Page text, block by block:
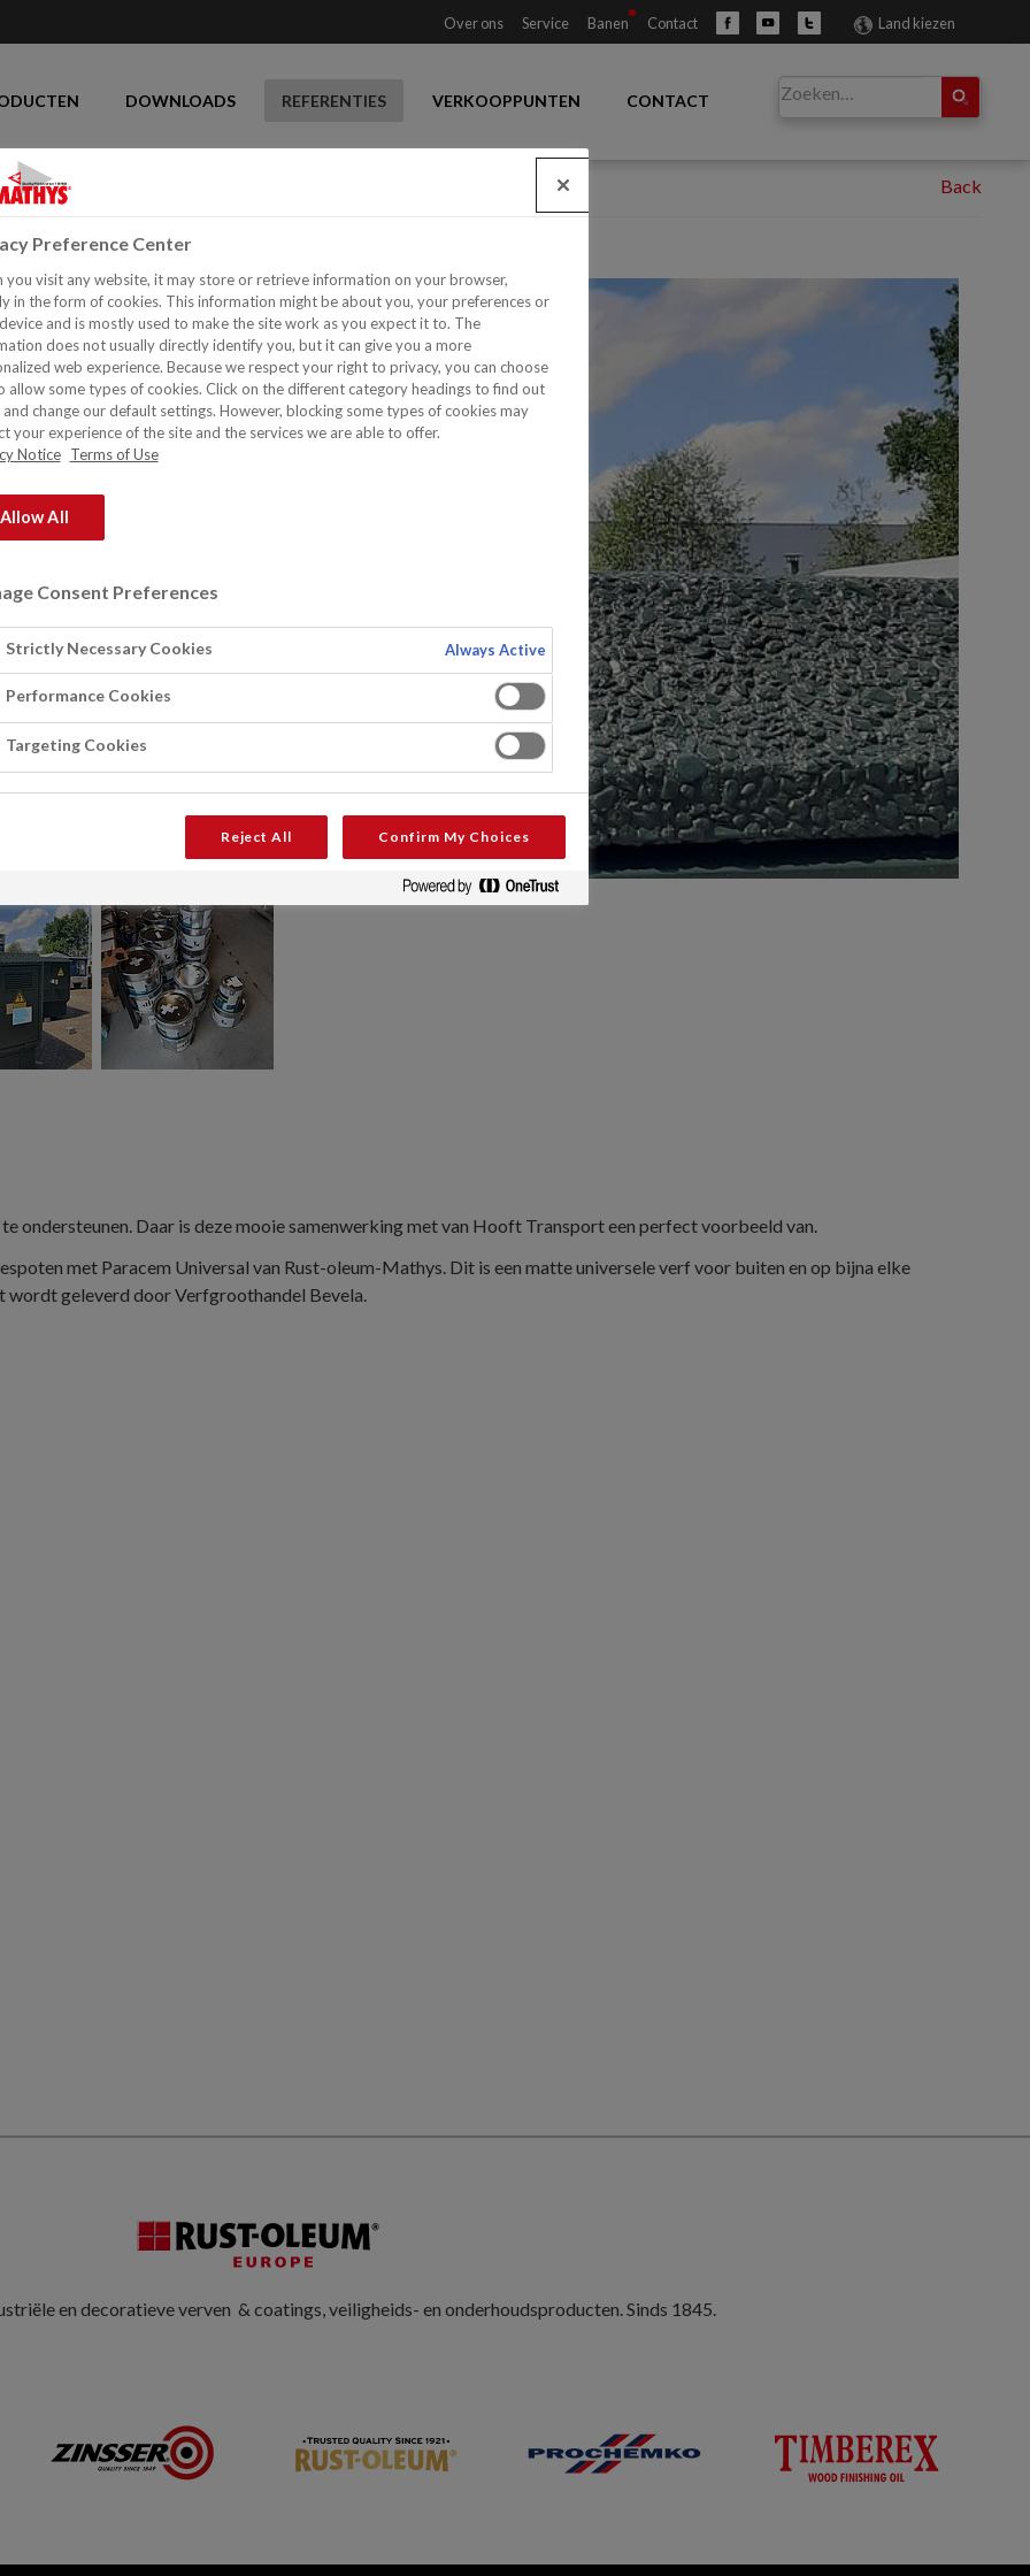
Land kiezen
Over ons Service Banen Contact
DOWNLOADS REFERENTIES VERKOOPPUNTEN CONTACT
ondersteunen. Daar is deze mooie samenwerking met van Hooft Transport een perfect voorbeeld van.
met Paracem Universal van Rust-oleum-Mathys. Dit is een matte universele verf voor buiten en op bijna elke
geleverd door Verfgroothandel Bevela.
en decoratieve verven & coatings, veiligheids- en onderhoudsproducten. Sinds 1845.
Preference Center
you visit any website, it may store or retrieve information on your browser,
in the form of cookies. This information might be about you, your preferences or
and is mostly used to make the site work as you expect it to. The
does not usually directly identify you, but it can give you a more
web experience. Because we respect your right to privacy, you can choose
allow some types of cookies. Click on the different category headings to find out
change our default settings. However, blocking some types of cookies may
your experience of the site and the services we are able to offer.
Notice Terms of Use
Allow All
Consent Preferences
Strictly Necessary Cookies Always Active
Performance Cookies
Targeting Cookies
Reject All Confirm My Choices